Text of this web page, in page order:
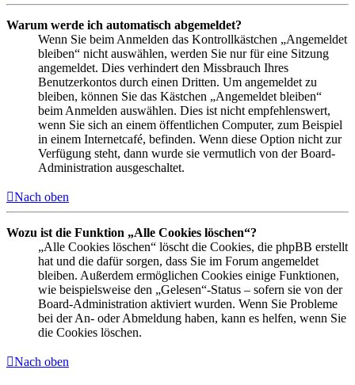
Warum werde ich automatisch abgemeldet?
Wenn Sie beim Anmelden das Kontrollkästchen „Angemeldet
bleiben“ nicht auswählen, werden Sie nur für eine Sitzung
angemeldet. Dies verhindert den Missbrauch Ihres
Benutzerkontos durch einen Dritten. Um angemeldet zu
bleiben, können Sie das Kästchen „Angemeldet bleiben“
beim Anmelden auswählen. Dies ist nicht empfehlenswert,
wenn Sie sich an einem öffentlichen Computer, zum Beispiel
in einem Internetcafé, befinden. Wenn diese Option nicht zur
Verfügung steht, dann wurde sie vermutlich von der Board-
Administration ausgeschaltet.
Nach oben
Wozu ist die Funktion „Alle Cookies löschen“?
„Alle Cookies löschen“ löscht die Cookies, die phpBB erstellt
hat und die dafür sorgen, dass Sie im Forum angemeldet
bleiben. Außerdem ermöglichen Cookies einige Funktionen,
wie beispielsweise den „Gelesen“-Status – sofern sie von der
Board-Administration aktiviert wurden. Wenn Sie Probleme
bei der An- oder Abmeldung haben, kann es helfen, wenn Sie
die Cookies löschen.
Nach oben